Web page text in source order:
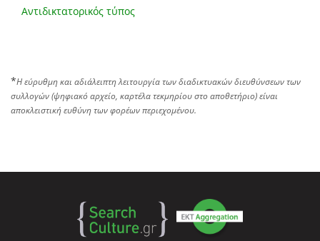
Αντιδικτατορικός τύπος
*Η εύρυθμη και αδιάλειπτη λειτουργία των διαδικτυακών διευθύνσεων των
συλλογών (ψηφιακό αρχείο, καρτέλα τεκμηρίου στο αποθετήριο) είναι
αποκλειστική ευθύνη των φορέων περιεχομένου.